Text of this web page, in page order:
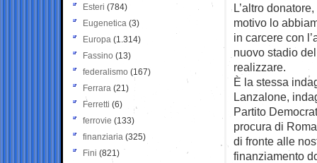
L’altro
motivo lo
in carcere con
nuovo stadio
realizzare.
È la stessa
Lanzalone,
Partito
procura di
di fronte alle
finanziamento
Esteri (784)
Eugenetica (3)
Europa (1.314)
Fassino (13)
federalismo (167)
Ferrara (21)
Ferretti (6)
ferrovie (133)
finanziaria (325)
Fini (821)